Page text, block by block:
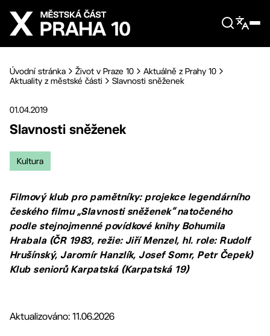
Přejít na hlavní obsah
Úvodní stránka Život v Praze 10
Aktuálně z Prahy 10
Aktuality z městské části
Slavnosti sněženek
01.04.2019
Slavnosti sněženek
Kultura
Filmový klub pro pamětníky: projekce legendárního
českého filmu „Slavnosti sněženek“ natočeného
podle stejnojmenné povídkové knihy Bohumila
Hrabala (ČR 1983, režie: Jiří Menzel, hl. role: Rudolf
Hrušínský, Jaromír Hanzlík, Josef Somr, Petr Čepek)
Klub seniorů Karpatská (Karpatská 19)
Aktualizováno: 11.06.2026